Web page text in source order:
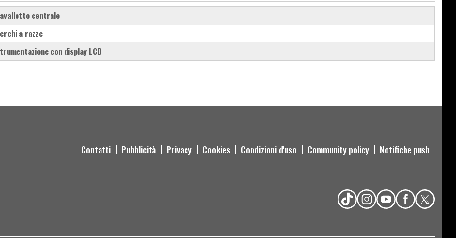
cavalletto centrale
cerchi a razze
strumentazione con display LCD
Contatti Pubblicità Privacy Cookies Condizioni d'uso Community policy Notifiche push